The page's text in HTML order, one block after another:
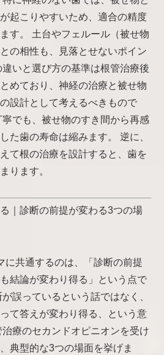
起こりやすいため、適合の精度
す。 土台やフェルール（被せ物
の相性も、見落とせないポイン
違いと選び方の基準は根管治療後
めており、神経の治療と被せ物
設計として考えるべきもので
でも、被せ物のすき間から再感
た歯の寿命は縮みます。 逆に、
て根の治療を設計すると、歯を
ります。
｜診断の前提が変わる3つの場
に共通するのは、「診断の前提
結論が変わり得る」という点で
誤っているという話ではなく、
て答えが変わり得る、という意
療のセカンドオピニオンを受け
典型的な3つの場面を挙げま